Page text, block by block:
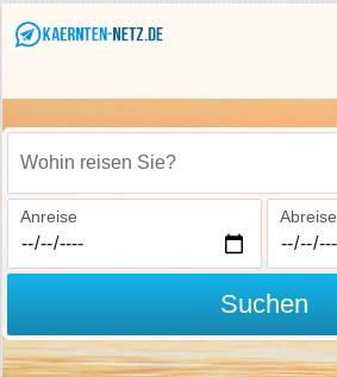
Wohin reisen Sie?
Anreise Abreise
Suchen